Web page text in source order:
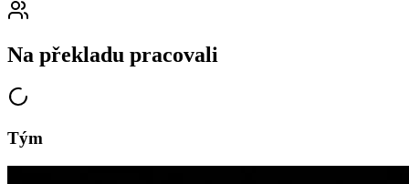
Na překladu pracovali
Tým